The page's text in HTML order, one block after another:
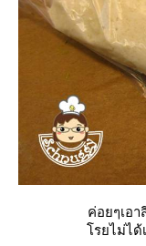
ค่อยๆเอ
รยไม่ได้